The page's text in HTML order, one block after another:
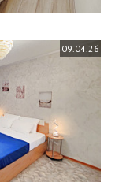
09.04.26